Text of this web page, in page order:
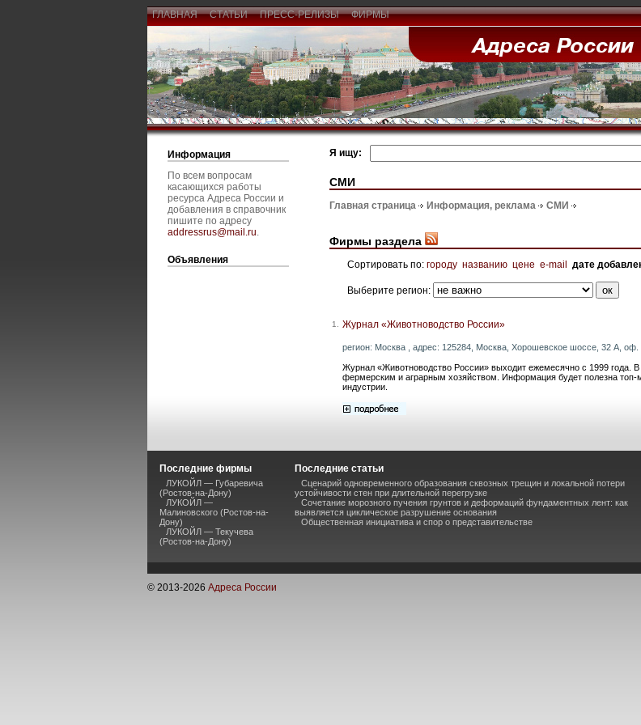
ГЛАВНАЯ СТАТЬИ ПРЕСС-РЕЛИЗЫ ФИРМЫ
Информация
По всем вопросам
касающихся работы
ресурса Адреса России и
добавления в справочник
пишите по адресу
addressrus@mail.ru.
Объявления
Я ищу:
СМИ
Главная страница Информация, реклама СМИ
Фирмы раздела
Сортировать по: городу названию цене e-mail дате
Выберите регион:
1. Журнал «Животноводство России»
регион: Москва , адрес: 125284, Москва, Хорошевское шоссе, 32 А,
Журнал «Животноводство России» выходит ежемесячно с 1999
фермерским и аграрным хозяйством. Информация будет полезна
индустрии.
Последние фирмы
ЛУКОЙЛ — Губаревича
(Ростов-на-Дону)
ЛУКОЙЛ —
Малиновского (Ростов-на-
Дону)
ЛУКОЙЛ — Текучева
(Ростов-на-Дону)
Последние статьи
Сценарий одновременного образования сквозных трещин и локальной потери
устойчивости стен при длительной перегрузке
Сочетание морозного пучения грунтов и деформаций фундаментных лент: как
выявляется циклическое разрушение основания
Общественная инициатива и спор о представительстве
© 2013-2026 Адреса России